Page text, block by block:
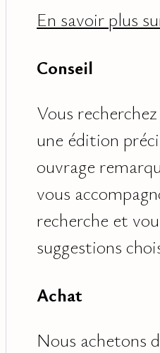
En savoir plus
Conseil
Vous
une édition
ouvrage
vous
recherche et
suggestions
Achat
Nous achetons